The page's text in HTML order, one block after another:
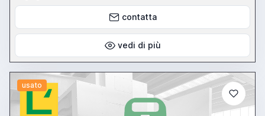
contatta
vedi di più
usato